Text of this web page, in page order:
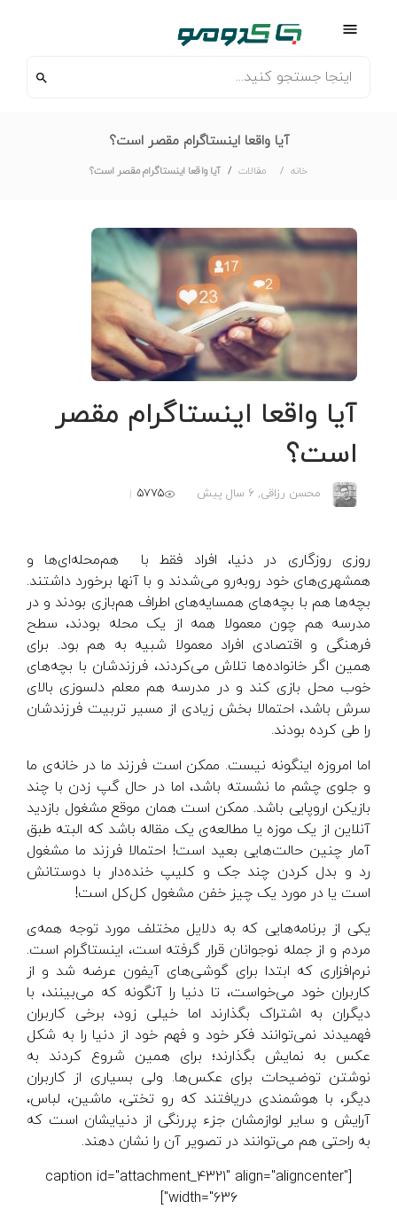
آیا واقعا اینستاگرام مقصر است؟
خانه مقالات آیا واقعا اینستاگرام مقصر است؟
آیا واقعا اینستاگرام مقصر
است؟
محسن رزاقی, 6 سال پیش 5775
روزی روزگاری در دنیا، افراد فقط با هم‌محله‌ای‌ها و
همشهری‌های خود رو‌به‌رو می‌شدند و با آنها برخورد داشتند.
بچه‌ها هم با بچه‌های همسایه‌های اطراف هم‌بازی بودند و در
مدرسه هم چون معمولا همه از یک محله بودند، سطح
فرهنگی و اقتصادی افراد معمولا شبیه به هم بود. برای
همین اگر خانواده‌ها تلاش می‌کردند، فرزندشان با بچه‌های
خوب محل بازی کند و در مدرسه هم معلم دلسوزی بالای
سرش باشد، احتمالا بخش زیادی از مسیر تربیت فرزندشان
را طی کرده بودند.
اما امروزه اینگونه نیست. ممکن است فرزند ما در خانه‌ی ما
و جلوی چشم ما نشسته باشد، اما در حال گپ زدن با چند
بازیکن اروپایی باشد. ممکن است همان موقع مشغول بازدید
آنلاین از یک موزه یا مطالعه‌ی یک مقاله باشد که البته طبق
آمار چنین حالت‌هایی بعید است! احتمالا فرزند ما مشغول
رد و بدل کردن چند جک و کلیپ خنده‌دار با دوستانش
است یا در مورد یک چیز خفن مشغول کل‌کل است!
یکی از برنامه‌هایی که به دلایل مختلف مورد توجه همه‌ی
مردم و از جمله نوجوانان قرار گرفته است، اینستاگرام است.
نرم‌افزاری که ابتدا برای گوشی‌های آیفون عرضه شد و از
کاربران خود می‌خواست، تا دنیا را آنگونه که می‌بینند، با
دیگران به اشتراک بگذارند اما خیلی زود، برخی کاربران
فهمیدند نمی‌توانند فکر خود و فهم خود از دنیا را به شکل
عکس به نمایش بگذارند؛ برای همین شروع کردند به
نوشتن توضیحات برای عکس‌ها. ولی بسیاری از کاربران
دیگر، با هوشمندی دریافتند که رو تختی، ماشین، لباس،
آرایش و سایر لوازمشان جزء پررنگی از دنیایشان است که
به راحتی هم می‌توانند در تصویر آن را نشان دهند.
[caption id="attachment_4321" align="aligncenter"
width="636"]